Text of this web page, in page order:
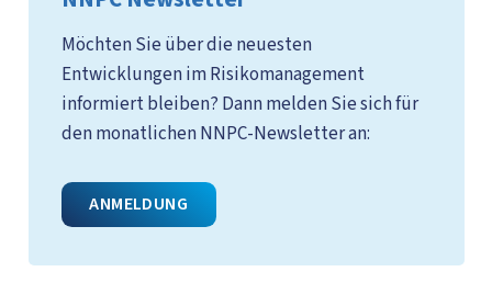
Möchten Sie über die neuesten
Entwicklungen im Risikomanagement
informiert bleiben? Dann melden Sie sich für
den monatlichen NNPC-Newsletter an:
ANMELDUNG